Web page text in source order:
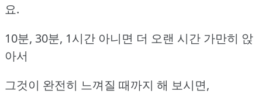
요.
10분, 30분, 1시간 아니면 더 오랜 시간 가만히 앉
아서
그것이 완전히 느껴질 때까지 해 보시면,